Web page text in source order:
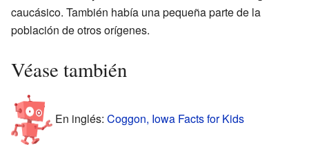
caucásico. También había una pequeña parte de la
población de otros orígenes.
Véase también
En inglés: Coggon, Iowa Facts for Kids